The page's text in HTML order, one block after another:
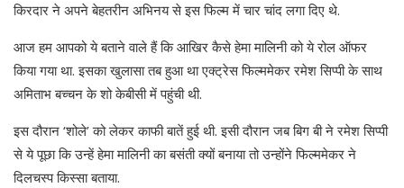
किरदार ने अपने बेहतरीन अभिनय से इस फिल्म में चार चांद लगा दिए थे.
आज हम आपको ये बताने वाले हैं कि आखिर कैसे हेमा मालिनी को ये रोल ऑफर
किया गया था. इसका खुलासा तब हुआ था एक्ट्रेस फिल्ममेकर रमेश सिप्पी के साथ
अमिताभ बच्चन के शो केबीसी में पहुंची थी.
इस दौरान ‘शोले’ को लेकर काफी बातें हुई थी. इसी दौरान जब बिग बी ने रमेश सिप्पी
से ये पूछा कि उन्हें हेमा मालिनी का बसंती क्यों बनाया तो उन्होंने फिल्ममेकर ने
दिलचस्प किस्सा बताया.